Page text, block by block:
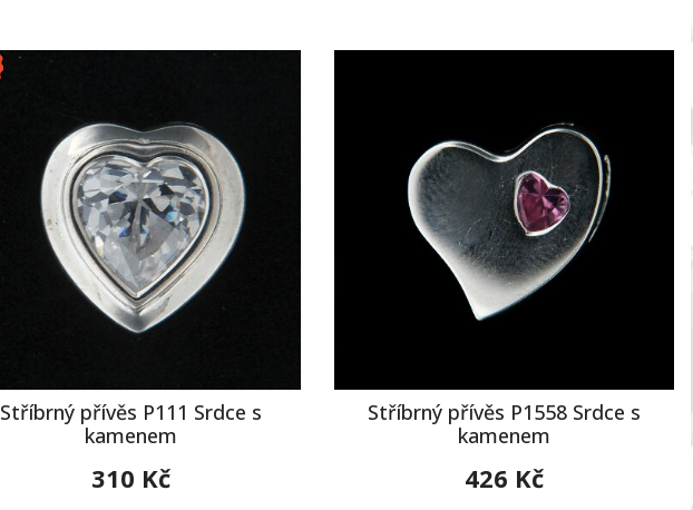
Stříbrný přívěs P111 Srdce s
kamenem
310 Kč
Stříbrný přívěs P1558 Srdce s
kamenem
426 Kč